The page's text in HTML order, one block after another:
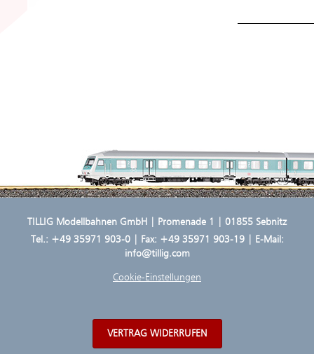
TILLIG Modellbahnen GmbH | Promenade 1 | 01855 Sebnitz
Tel.: +49 35971 903-0| Fax: +49 35971 903-19 | E-Mail:
info@tillig.com
Cookie-Einstellungen
VERTRAG WIDERRUFEN